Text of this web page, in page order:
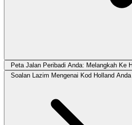
Peta Jalan Peribadi Anda: Melangkah Ke
Soalan Lazim Mengenai Kod Holland Anda